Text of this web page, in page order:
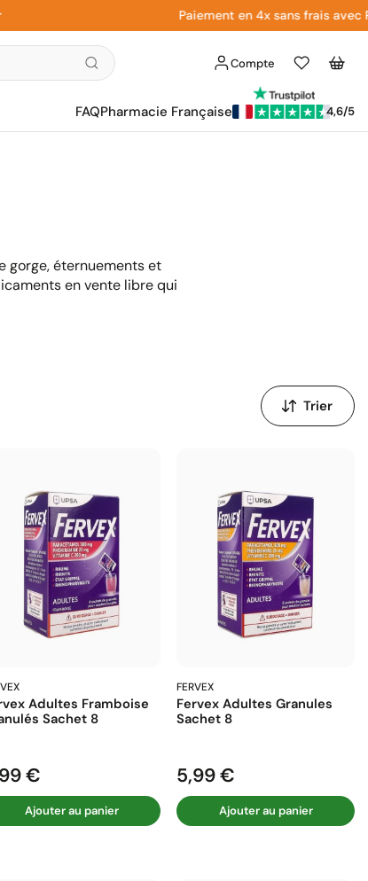
Paiement en 4x sans frais avec Paypal
Compte
Liste
d'envies
Panier
FAQPharmacie Française 4,6/5
gorge, éternuements et
en vente libre qui
Trier
par
Adultes Framboise
Sachet 8
€
Ajouter au panier
FERVEX
Fervex Adultes Granules
Sachet 8
Prix
5,99 €
Ajouter au panier